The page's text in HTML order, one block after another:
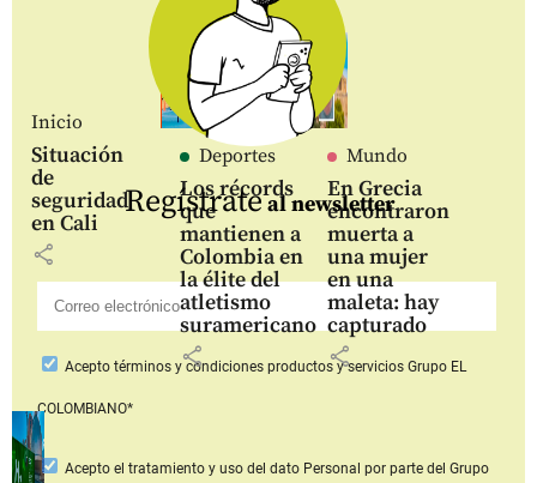
Inicio
Situación
de
seguridad
en Cali
share
Deportes
Los récords
que
mantienen a
Colombia en
la élite del
atletismo
suramericano
share
Mundo
En Grecia
encontraron
muerta a
una mujer
en una
maleta: hay
capturado
share
Regístrateal newsletter
Aceptotérminos y condiciones productos y serviciosGrupo EL
COLOMBIANO*
Acepto el tratamiento y uso del dato Personal por parte del Grupo